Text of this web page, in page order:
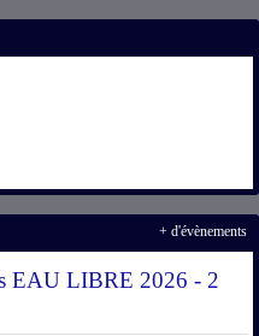
EAU LIBRE 2026 - 2
+ d'évènements